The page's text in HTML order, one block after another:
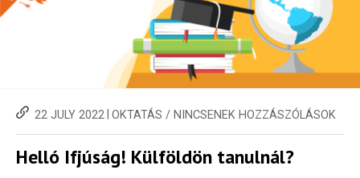
22 JULY 2022 OKTATÁS / NINCSENEK HOZZÁSZÓLÁSOK
Helló Ifjúság! Külföldön tanulnál?